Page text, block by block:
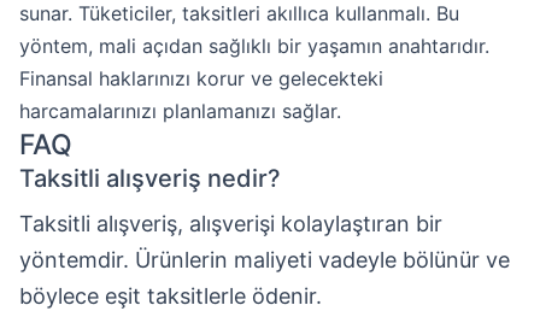
sunar. Tüketiciler, taksitleri akıllıca kullanmalı. Bu
yöntem, mali açıdan sağlıklı bir yaşamın anahtarıdır.
Finansal haklarınızı korur ve gelecekteki
harcamalarınızı planlamanızı sağlar.
FAQ
Taksitli alışveriş nedir?
Taksitli alışveriş, alışverişi kolaylaştıran bir
yöntemdir. Ürünlerin maliyeti vadeyle bölünür ve
böylece eşit taksitlerle ödenir.